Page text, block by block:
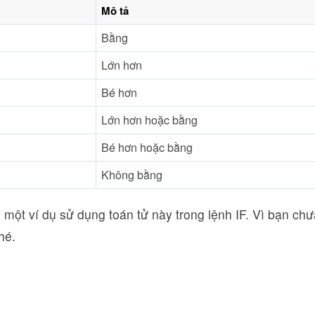
Mô tả
Bằng
Lớn hơn
Bé hơn
Lớn hơn hoặc bằng
Bé hơn hoặc bằng
Không bằng
ví dụ sử dụng toán tử này trong lệnh IF. Vì bạn